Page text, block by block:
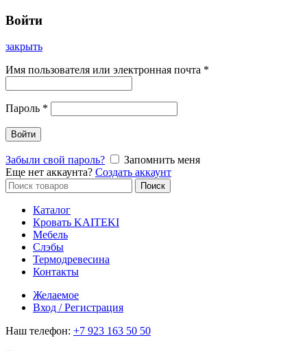
Войти
закрыть
Имя пользователя или электронная почта *
Пароль *
Войти
Забыли свой пароль?
Запомнить меня
Еще нет аккаунта? Создать аккаунт
Искать:
Поиск
Каталог
Кровать KAITEKI
Мебель
Слэбы
Термодревесина
Контакты
Желаемое
Вход / Регистрация
Наш телефон: +7 923 163 50 50